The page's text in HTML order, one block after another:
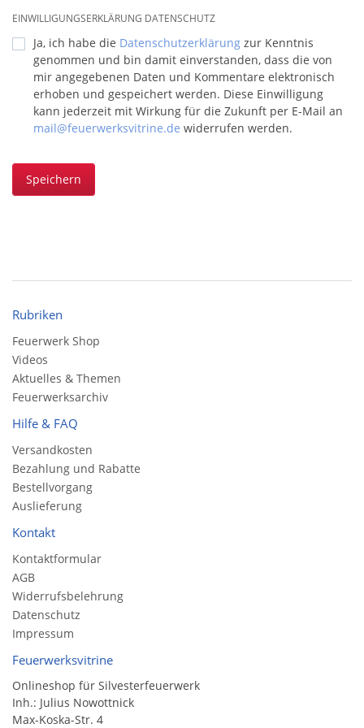
erkennen: das Wolff-Logo auf der Fontäne rechts oben.
Warum schreibe ich das? Nun, das Logo von Wolff hat mich
natürlich im Sturm erobert. Es ähnelt so stark dem Logo von
Pyrofa, das ich jeden Morgen sehe, wenn ich bei uns – an
historischer Stelle – auf unser Gelände fahre und sich das Tor
öffnet.
Achtung. bitte berücksichtigen, dass dieser Artikel auch einen
EINWILLIGUNGSERKLÄRUNG DATENSCHUTZ
Ja, ich habe die Datenschutzerklärung zur Kenntnis
genommen und bin damit einverstanden, dass die von
mir angegebenen Daten und Kommentare elektronisch
erhoben und gespeichert werden. Diese Einwilligung
kann jederzeit mit Wirkung für die Zukunft per E-Mail an
mail@feuerwerksvitrine.de widerrufen werden.
Speichern
Rubriken
Feuerwerk Shop
Videos
Aktuelles & Themen
Feuerwerksarchiv
Hilfe & FAQ
Versandkosten
Bezahlung und Rabatte
Bestellvorgang
Auslieferung
Kontakt
Kontaktformular
AGB
Widerrufsbelehrung
Datenschutz
Impressum
Feuerwerksvitrine
Onlineshop für Silvesterfeuerwerk
Inh.: Julius Nowottnick
Max-Koska-Str. 4